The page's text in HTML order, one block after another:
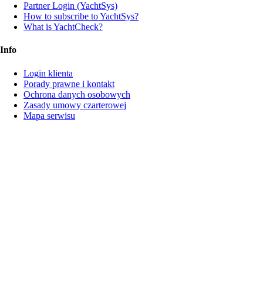
Partner Login (YachtSys)
How to subscribe to YachtSys?
What is YachtCheck?
Info
Login klienta
Porady prawne i kontakt
Ochrona danych osobowych
Zasady umowy czarterowej
Mapa serwisu